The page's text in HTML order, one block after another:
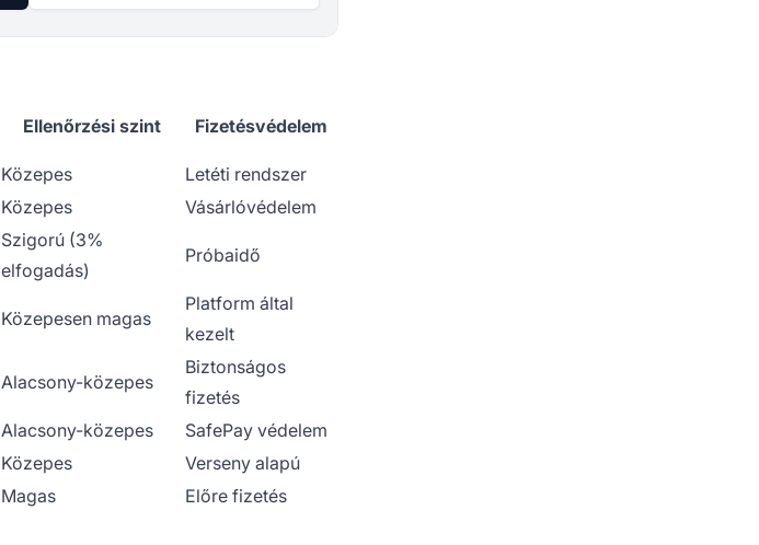
Ellenőrzési szint Fizetésvédelem
Közepes
Letéti rendszer
Közepes Vásárlóvédelem
Szigorú (3%
elfogadás)
Próbaidő
Közepesen magas
Platform által
kezelt
Alacsony-közepes
Biztonságos
fizetés
Alacsony-közepes
SafePay védelem
Közepes
Verseny alapú
Magas
Előre fizetés